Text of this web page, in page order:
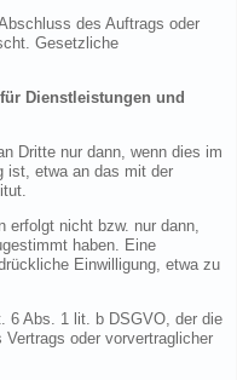
des Auftrags oder
Gesetzliche
Dienstleistungen und
Dritte nur dann, wenn dies im
ist, etwa an das mit der
erfolgt nicht bzw. nur dann,
haben. Eine
Einwilligung, etwa zu
6 Abs. 1 lit. b DSGVO, der die
oder vorvertraglicher